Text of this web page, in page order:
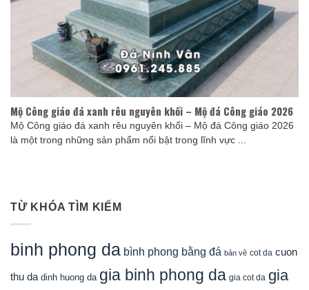
Mộ Công giáo đá xanh rêu nguyên khối – Mộ đá Công giáo 2026
Mộ Công giáo đá xanh rêu nguyên khối – Mộ đá Công giáo 2026
là một trong những sản phẩm nổi bật trong lĩnh vực ...
TỪ KHÓA TÌM KIẾM
binh phong da bình phong bằng đá bản vẽ cot da cuon
thu da dinh huong da gia binh phong da gia cot da gia